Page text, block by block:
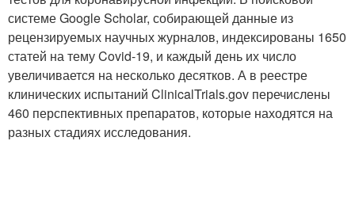
системе Google Scholar, собирающей данные из
рецензируемых научных журналов, индексированы 1650
статей на тему Covid-19, и каждый день их число
увеличивается на несколько десятков. А в реестре
клинических испытаний ClinicalTrials.gov перечислены
460 перспективных препаратов, которые находятся на
разных стадиях исследования.